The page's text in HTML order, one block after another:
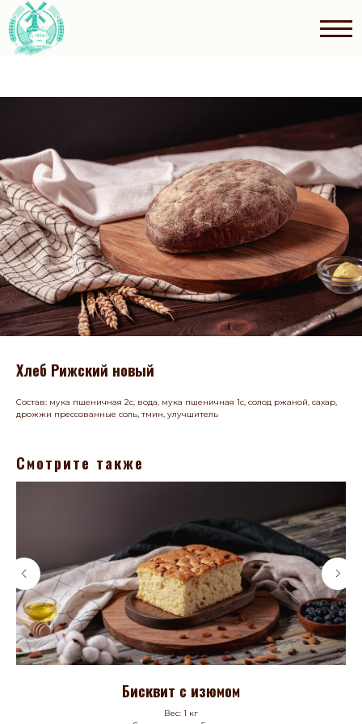
Хлеб Рижский новый
Состав: мука пшеничная 2с, вода, мука пшеничная 1с, солод ржаной, сахар,
дрожжи прессованные соль, тмин, улучшитель
Смотрите также
Бисквит с изюмом
Вес: 1 кг